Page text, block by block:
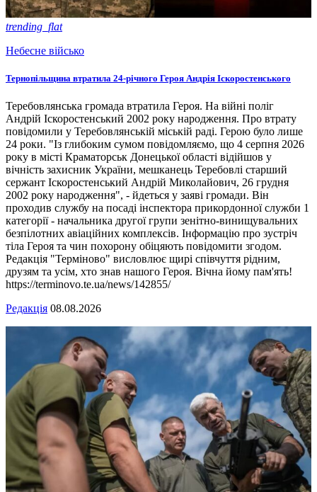
trending_flat
Небесне військо
Тернопільщина втратила 24-річного Героя Андрія Іскоростенського
Теребовлянська громада втратила Героя. На війні поліг
Андрій Іскоростенський 2002 року народження. Про втрату
повідомили у Теребовлянській міській раді. Герою було лише
24 роки. "Із глибоким сумом повідомляємо, що 4 серпня 2026
року в місті Краматорськ Донецької області відійшов у
вічність захисник України, мешканець Теребовлі старший
сержант Іскоростенський Андрій Миколайович, 26 грудня
2002 року народження", - йдеться у заяві громади. Він
проходив службу на посаді інспектора прикордонної служби 1
категорії - начальника другої групи зенітно-винищувальних
безпілотних авіаційних комплексів. Інформацію про зустріч
тіла Героя та чин похорону обіцяють повідомити згодом.
Редакція "Терміново" висловлює щирі співчуття рідним,
друзям та усім, хто знав нашого Героя. Вічна йому пам'ять!
https://terminovo.te.ua/news/142855/
Редакція 08.08.2026